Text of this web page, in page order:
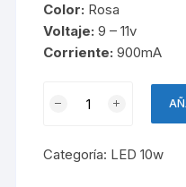
Color: Rosa
Voltaje: 9 – 11v
Corriente: 900mA
Base
Categoría: LED 10w